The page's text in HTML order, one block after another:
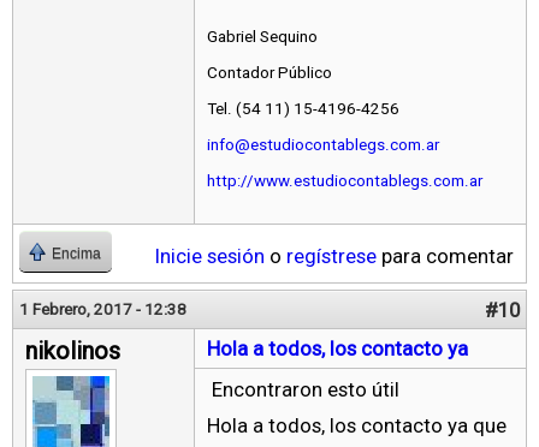
Gabriel Sequino
Contador Público
Tel. (54 11) 15-4196-4256
info@estudiocontablegs.com.ar
http://www.estudiocontablegs.com.ar
Encima Inicie sesión o regístrese para comentar
1 Febrero, 2017 - 12:38 #10
nikolinos
Hola a todos, los contacto ya
Encontraron esto útil
Hola a todos, los contacto ya que